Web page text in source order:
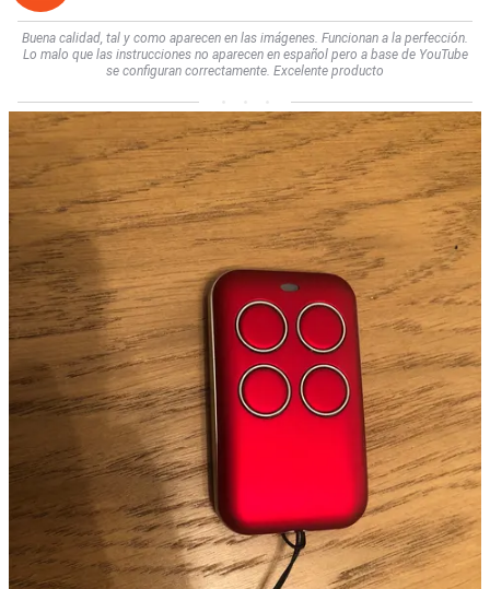
Buena calidad, tal y como aparecen en las imágenes. Funcionan a la perfección.
Lo malo que las instrucciones no aparecen en español pero a base de YouTube
se configuran correctamente. Excelente producto